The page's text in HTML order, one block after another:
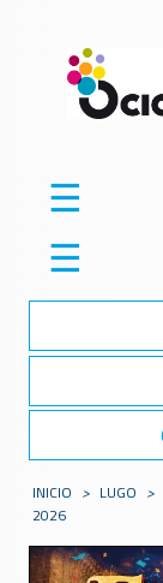
☰
☰
INICIO > LUGO >
2026